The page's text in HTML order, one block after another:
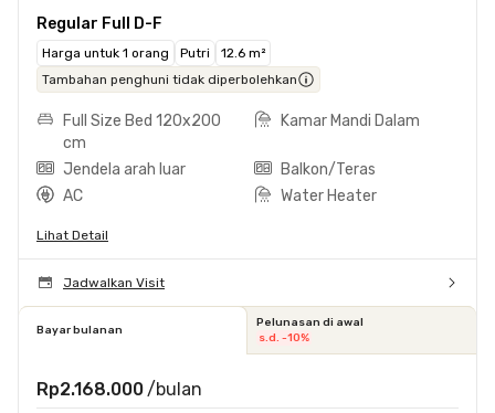
Regular Full D-F
Harga untuk 1 orang Putri
12.6 m²
Tambahan penghuni tidak diperbolehkan
Full Size Bed 120x200
cm
Kamar Mandi Dalam
Jendela arah luar
Balkon/Teras
AC
Water Heater
Lihat Detail
Jadwalkan Visit
Bayar bulanan
Pelunasan di awal
s.d. -10%
Rp2.168.000 /bulan